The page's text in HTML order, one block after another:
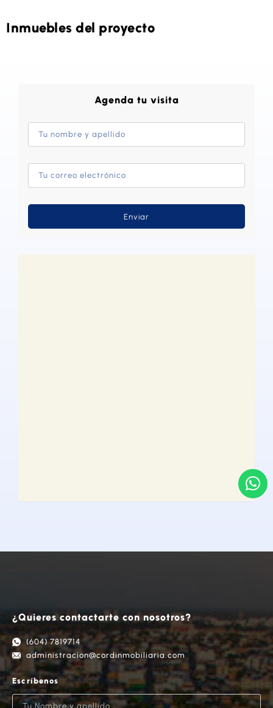
Inmuebles del proyecto
Agenda tu visita
Enviar
¿Quieres contactarte con nosotros?
(604) 7819714
administracion@cordinmobiliaria.com
Escríbenos